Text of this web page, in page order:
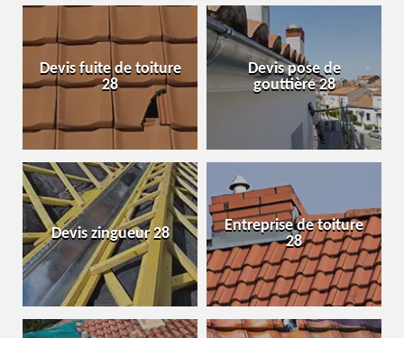
Devis fuite de toiture
28
Devis pose de
gouttière 28
Devis zingueur 28
Entreprise de toiture
28